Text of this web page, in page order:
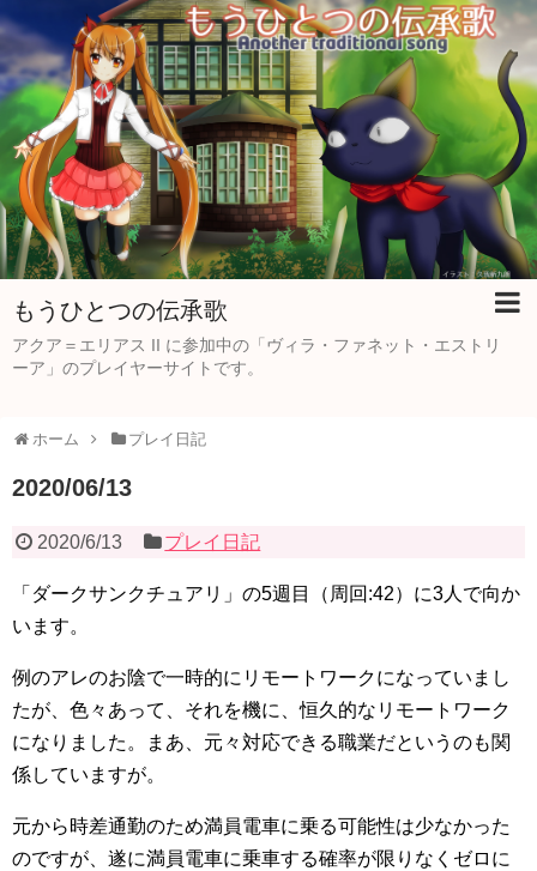
もうひとつの伝承歌
アクア＝エリアス II に参加中の「ヴィラ・ファネット・エストリ
ーア」のプレイヤーサイトです。
ホーム プレイ日記
2020/06/13
2020/6/13 プレイ日記
「ダークサンクチュアリ」の5週目（周回:42）に3人で向か
います。
例のアレのお陰で一時的にリモートワークになっていまし
たが、色々あって、それを機に、恒久的なリモートワーク
になりました。まあ、元々対応できる職業だというのも関
係していますが。
元から時差通勤のため満員電車に乗る可能性は少なかった
のですが、遂に満員電車に乗車する確率が限りなくゼロに